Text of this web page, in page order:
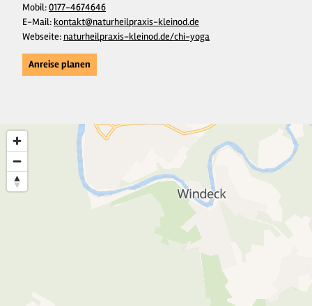
Mobil:0177-4674646
E-Mail: kontakt@naturheilpraxis-kleinod.de
Webseite: naturheilpraxis-kleinod.de/chi-yoga
Anreise planen